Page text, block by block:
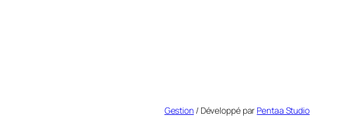
Gestion/ Développé par Pentaa Studio